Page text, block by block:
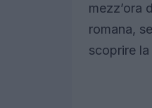
mezz’ora
romana,
scoprire